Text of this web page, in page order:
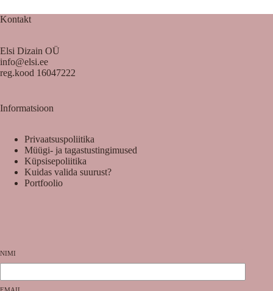
Kontakt
Elsi Dizain OÜ
info@elsi.ee
reg.kood 16047222
Informatsioon
Privaatsuspoliitika
Müügi- ja tagastustingimused
Küpsisepoliitika
Kuidas valida suurust?
Portfoolio
NIMI